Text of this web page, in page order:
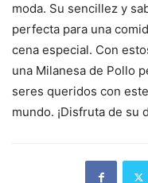
moda. Su sencillez y
perfecta para una
cena especial. Con
una Milanesa de Pollo
seres queridos con
mundo. ¡Disfruta de